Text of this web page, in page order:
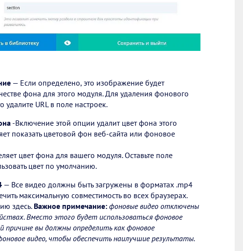
— Если определено, это изображение будет
фона для этого модуля. Для удаления фонового
удалите URL в поле настроек.
-Включение этой опции удалит цвет фона этого
показать цветовой фон веб-сайта или фоновое
цвет фона для вашего модуля. Оставьте поле
цвет по умолчанию.
— Все видео должны быть загружены в форматах .mp4
максимальную совместимость во всех браузерах.
здесь. Важное примечание:фоновые видео отключены
Вместо этого будет использоваться фоновое
причине вы должны определить как фоновое
видео, чтобы обеспечить наилучшие результаты.